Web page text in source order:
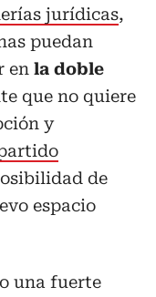
jurídicas,
puedan
en la doble
que no quiere
y
de
espacio
una fuerte